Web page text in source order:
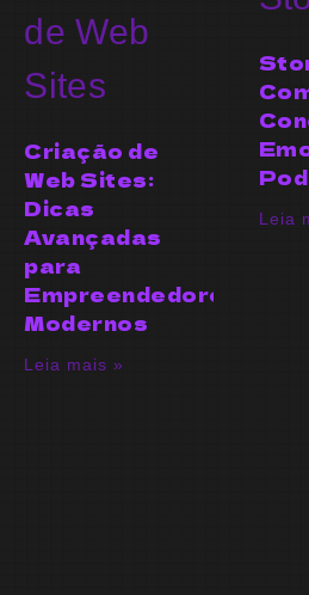
Criação de
Web Sites:
Dicas
Avançadas
para
Empreendedores
Modernos
Leia mais »
Leia